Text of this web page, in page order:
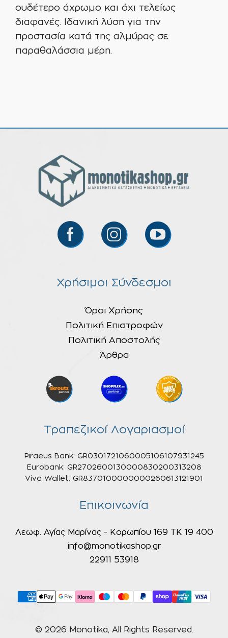
ουδέτερο άχρωμο και όχι τελείως
διαφανές. Ιδανική λύση για την
προστασία κατά της αλμύρας σε
παραθαλάσσια μέρη.
Χρήσιμοι Σύνδεσμοι
Όροι Χρήσης
Πολιτική Επιστροφών
Πολιτική Αποστολής
Άρθρα
Τραπεζικοί Λογαριασμοί
Piraeus Bank: GR0301721060005106107931245
Eurobank: GR2702600130000830200313208
Viva Wallet: GR8370100000000260613121901
Επικοινωνία
Λεωφ. Αγίας Μαρίνας - Κορωπίου 169 ΤΚ 19 400
info@monotikashop.gr
22911 53918
© 2026 Monotika, All Rights Reserved.